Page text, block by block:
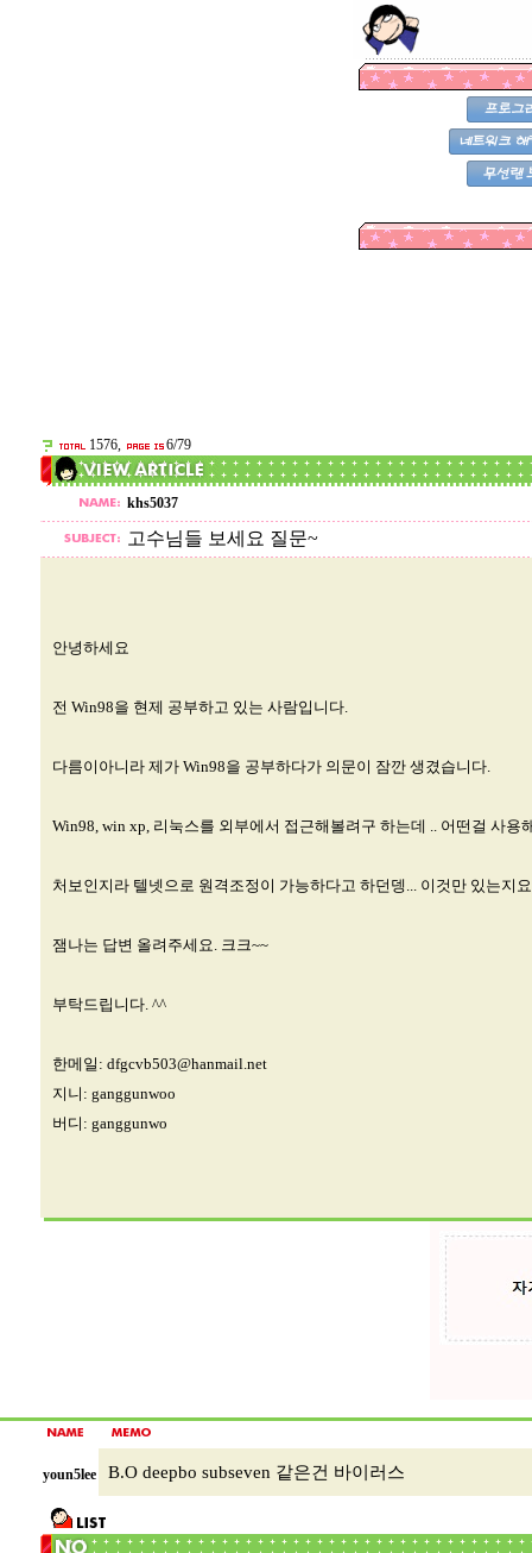
1576, 6/79
khs5037
고수님들 보세요 질문~
안녕하세요
전 Win98을 현제 공부하고 있는 사람입니다.
다름이아니라 제가 Win98을 공부하다가 의문이 잠깐 생겼습니다.
Win98, win xp, 리눅스를 외부에서 접근해볼려구 하는데 .. 어떤걸 사용
처보인지라 텔넷으로 원격조정이 가능하다고 하던뎅... 이것만 있는지
잼나는 답변 올려주세요. 크크~~
부탁드립니다. ^^
한메일: dfgcvb503@hanmail.net
지니: ganggunwoo
버디: ganggunwo
youn5lee B.O deepbo subseven 같은건 바이러스